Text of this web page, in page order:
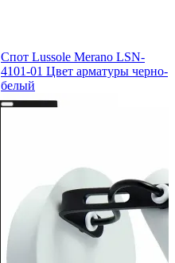
Спот Lussole Merano LSN-
4101-01 Цвет арматуры черно-
белый